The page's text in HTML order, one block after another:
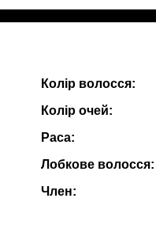
Колір волосся:
Колір очей:
Раса:
Лобкове волосся:
Член: